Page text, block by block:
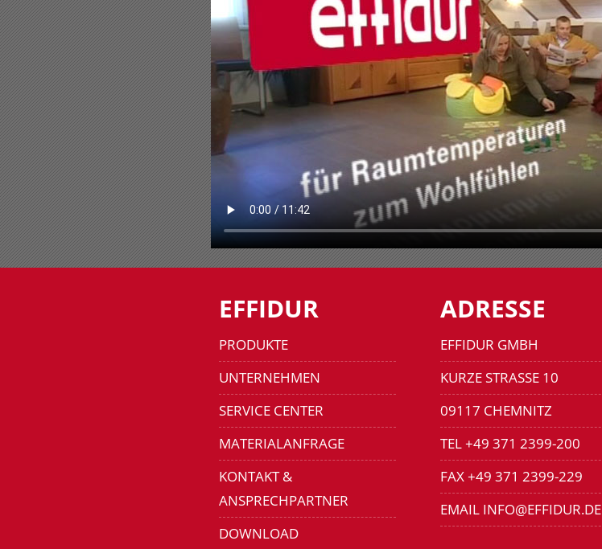
EFFIDUR
PRODUKTE
UNTERNEHMEN
SERVICE CENTER
MATERIALANFRAGE
KONTAKT &
ANSPRECHPARTNER
DOWNLOAD
ADRESSE
EFFIDUR GMBH
KURZE STRASSE 10
09117 CHEMNITZ
TEL +49 371 2399-200
FAX +49 371 2399-229
EMAIL INFO@EFFIDUR.DE